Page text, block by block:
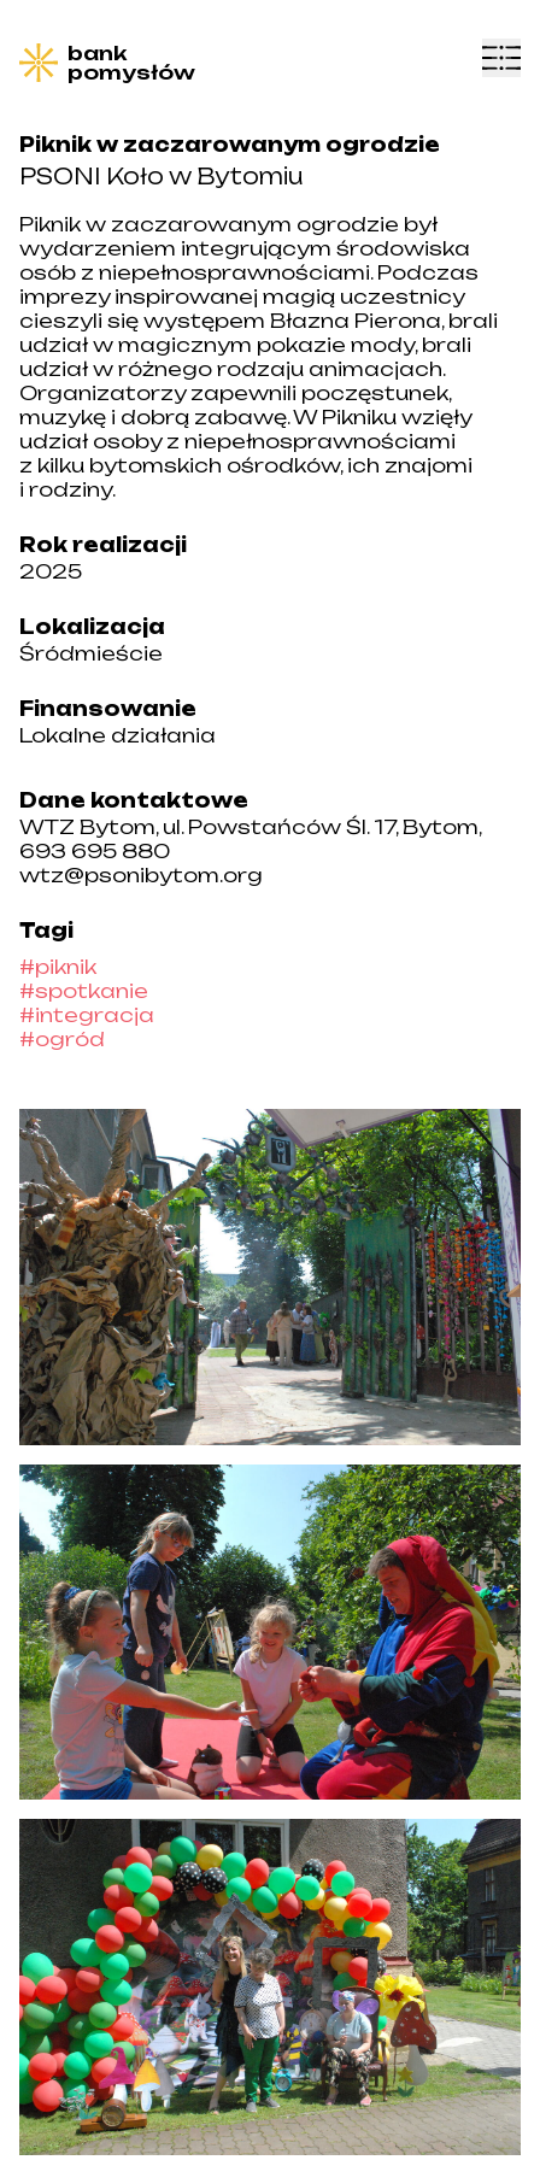
bank
pomysłów
Piknik w zaczarowanym ogrodzie
PSONI Koło w Bytomiu
Piknik w zaczarowanym ogrodzie był
wydarzeniem integrującym środowiska
osób z niepełnosprawnościami. Podczas
imprezy inspirowanej magią uczestnicy
cieszyli się występem Błazna Pierona, brali
udział w magicznym pokazie mody, brali
udział w różnego rodzaju animacjach.
Organizatorzy zapewnili poczęstunek,
muzykę i dobrą zabawę. W Pikniku wzięły
udział osoby z niepełnosprawnościami
z kilku bytomskich ośrodków, ich znajomi
i rodziny.
Rok realizacji
2025
Lokalizacja
Śródmieście
Finansowanie
Lokalne działania
Dane kontaktowe
WTZ Bytom, ul. Powstańców Śl. 17, Bytom,
693 695 880
wtz@psonibytom.org
Tagi
#piknik
#spotkanie
#integracja
#ogród